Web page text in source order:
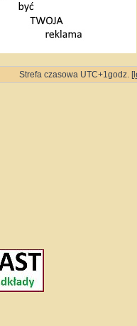
Strefa czasowa UTC+1godz. [